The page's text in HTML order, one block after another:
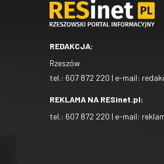
REDAKCJA:
Rzeszów
tel.: 607 872 220 | e-mail:
REKLAMA NA RESinet.pl:
tel.: 607 872 220 | e-mail: